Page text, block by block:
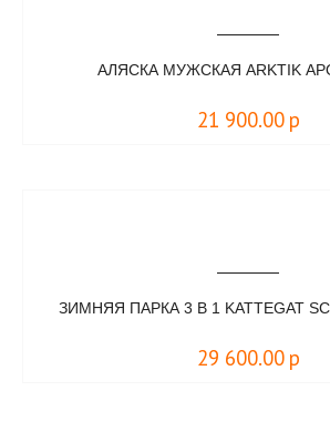
АЛЯСКА МУЖСКАЯ ARKTIK
21 900.00 р
ЗИМНЯЯ ПАРКА 3 В 1 KATTEGAT
29 600.00 р